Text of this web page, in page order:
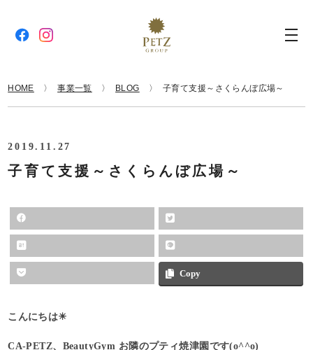
HOME 事業一覧 BLOG 子育て支援～さくらんぼ広場～
2019.11.27
子育て支援～さくらんぼ広場～
Copy
こんにちは☀︎
CA-PETZ、BeautyGym お隣のプティ焼津園です(o^^o)